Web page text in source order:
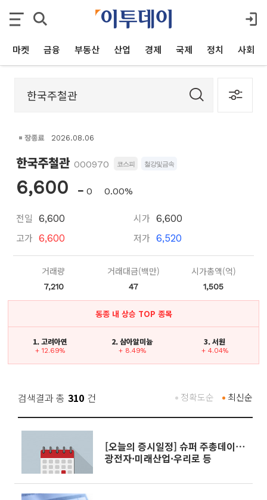
마켓 금융 부동산 산업 경제 국제 정치 사회
장종료 2026.08.06
한국주철관 000970 코스피 철강및금속
6,600 0 0.00%
전일 6,600
고가 6,600
시가 6,600
저가 6,520
거래량
7,210
거래대금(백만)
47
시가총액(억)
1,505
동종 내 상승 TOP 종목
1. 고려아연
+ 12.69%
2. 삼아알미늄
+ 8.49%
3. 서원
+ 4.04%
검색결과 총 310 건 최신순
정확도순
[오늘의 증시일정] 슈퍼 주총데이⋯
광전자·미래산업·우리로 등